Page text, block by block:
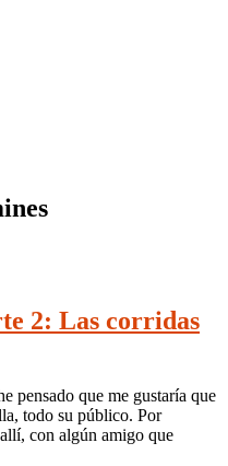
2: Las corridas
pensado que me gustaría que
todo su público. Por
con algún amigo que